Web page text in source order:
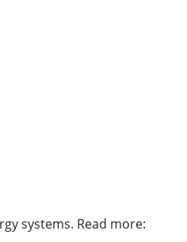
systems. Read more: